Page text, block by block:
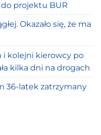
projektu BUR
Okazało się, że ma
i kolejni kierowcy po
kilka dni na drogach
36-latek zatrzymany